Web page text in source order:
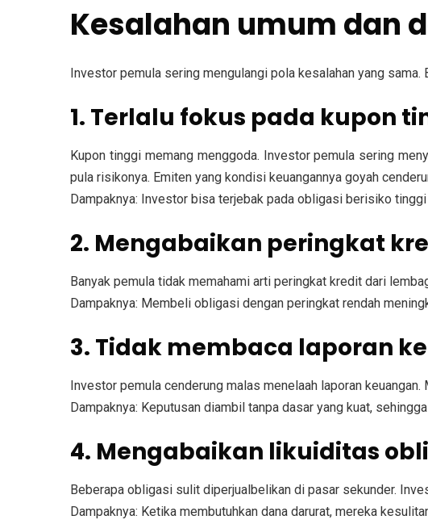
Kesalahan umum dan
Investor pemula sering mengulangi pola kesalahan yang
1. Terlalu fokus pada kupon
Kupon tinggi memang menggoda. Investor pemula sering
pula risikonya. Emiten yang kondisi keuangannya goyah
Dampaknya: Investor bisa terjebak pada obligasi berisiko tinggi
2. Mengabaikan peringkat
Banyak pemula tidak memahami arti peringkat kredit dari
Dampaknya: Membeli obligasi dengan peringkat rendah
3. Tidak membaca laporan
Investor pemula cenderung malas menelaah laporan
Dampaknya: Keputusan diambil tanpa dasar yang kuat,
4. Mengabaikan likuiditas
Beberapa obligasi sulit diperjualbelikan di pasar sekunder.
Dampaknya: Ketika membutuhkan dana darurat, mereka